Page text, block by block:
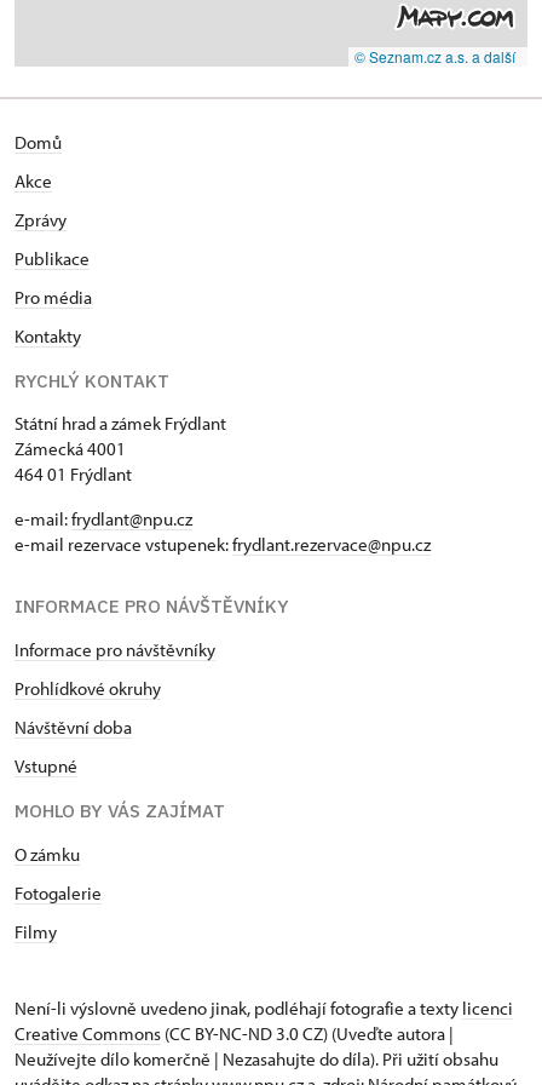
© Seznam.cz a.s. a další
Domů
Akce
Zprávy
Publikace
Pro média
Kontakty
RYCHLÝ KONTAKT
Státní hrad a zámek Frýdlant
Zámecká 4001
464 01 Frýdlant
e-mail:frydlant@npu.cz
e-mail rezervace vstupenek:frydlant.rezervace@npu.cz
INFORMACE PRO NÁVŠTĚVNÍKY
Informace pro návštěvníky
Prohlídkové okruhy
Návštěvní doba
Vstupné
MOHLO BY VÁS ZAJÍMAT
O zámku
Fotogalerie
Filmy
Není-li výslovně uvedeno jinak, podléhají fotografie a texty licenci
Creative Commons (CC BY-NC-ND 3.0 CZ) (Uveďte autora |
Neužívejte dílo komerčně | Nezasahujte do díla). Při užití obsahu